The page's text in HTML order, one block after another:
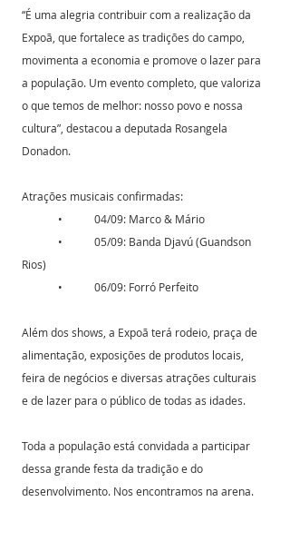
“É uma alegria contribuir com a realização da
Expoã, que fortalece as tradições do campo,
movimenta a economia e promove o lazer para
a população. Um evento completo, que valoriza
o que temos de melhor: nosso povo e nossa
cultura”, destacou a deputada Rosangela
Donadon.
Atrações musicais confirmadas:
	•	04/09: Marco & Mário
Rios)
	•	06/09: Forró Perfeito
Além dos shows, a Expoã terá rodeio, praça de
alimentação, exposições de produtos locais,
feira de negócios e diversas atrações culturais
e de lazer para o público de todas as idades.
Toda a população está convidada a participar
dessa grande festa da tradição e do
desenvolvimento. Nos encontramos na arena.